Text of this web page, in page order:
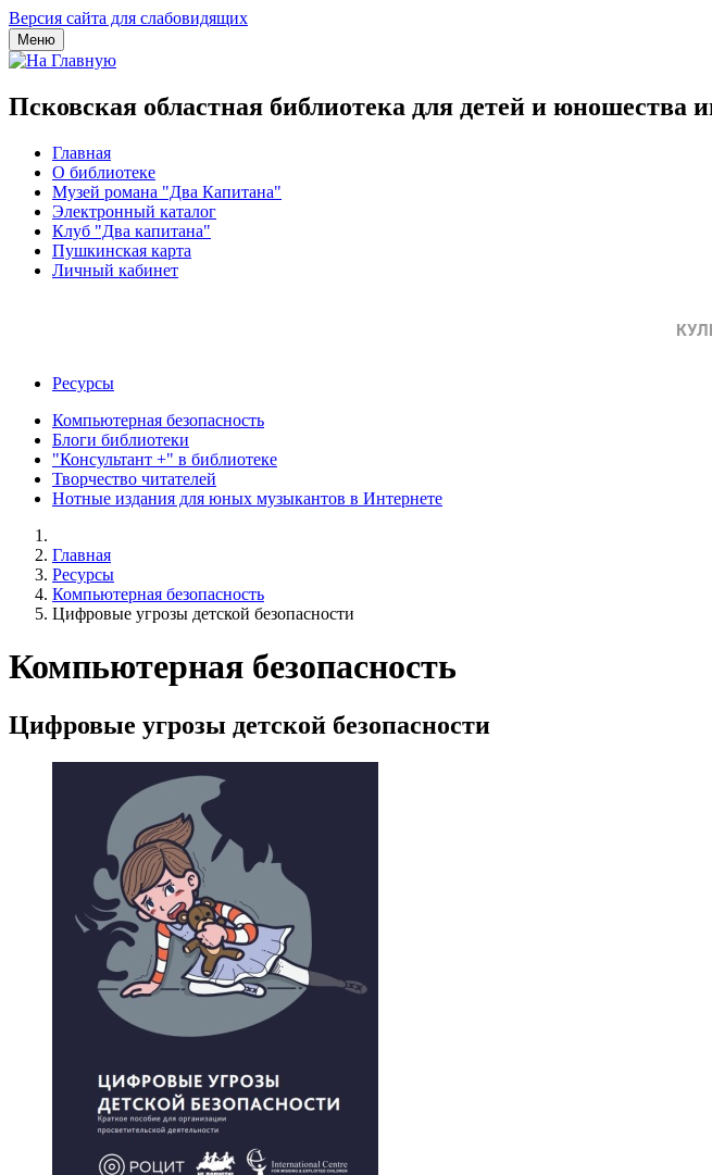
Версия сайта для слабовидящих
Меню
Псковская областная библиотека для детей и юношества
Главная
О библиотеке
Музей романа "Два Капитана"
Электронный каталог
Клуб "Два капитана"
Пушкинская карта
Личный кабинет
Ресурсы
Компьютерная безопасность
Блоги библиотеки
"Консультант +" в библиотеке
Творчество читателей
Нотные издания для юных музыкантов в Интернете
Главная
Ресурсы
Компьютерная безопасность
Цифровые угрозы детской безопасности
Компьютерная безопасность
Цифровые угрозы детской безопасности